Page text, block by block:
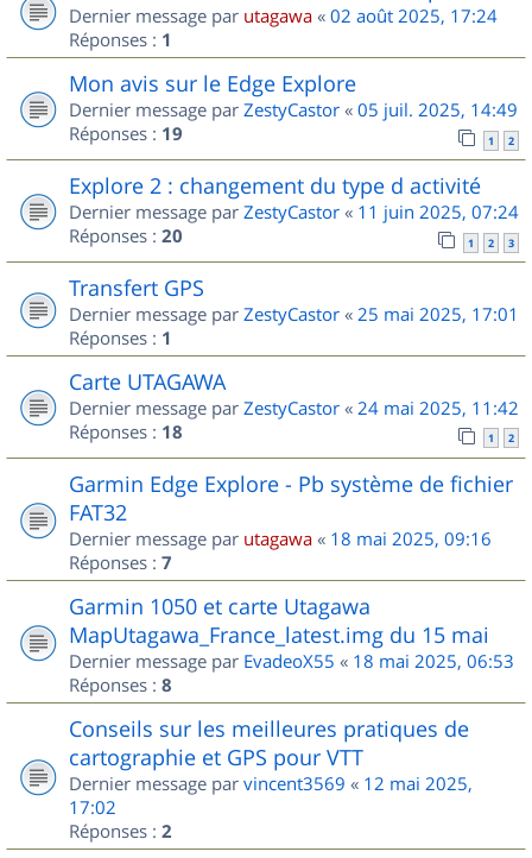
Dernier message par utagawa « 02 août 2025, 17:24
Réponses : 1
Mon avis sur le Edge Explore
Dernier message par ZestyCastor « 05 juil. 2025, 14:49
Réponses : 19 1 2
Explore 2 : changement du type d activité
Dernier message par ZestyCastor « 11 juin 2025, 07:24
Réponses : 20 1 2 3
Transfert GPS
Dernier message par ZestyCastor « 25 mai 2025, 17:01
Réponses : 1
Carte UTAGAWA
Dernier message par ZestyCastor « 24 mai 2025, 11:42
Réponses : 18 1 2
Garmin Edge Explore - Pb système de fichier
FAT32
Dernier message par utagawa « 18 mai 2025, 09:16
Réponses : 7
Garmin 1050 et carte Utagawa
MapUtagawa_France_latest.img du 15 mai
Dernier message par EvadeoX55 « 18 mai 2025, 06:53
Réponses : 8
Conseils sur les meilleures pratiques de
cartographie et GPS pour VTT
Dernier message par vincent3569 « 12 mai 2025,
17:02
Réponses : 2